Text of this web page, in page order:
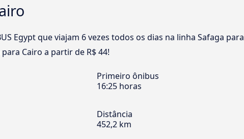
Egypt que viajam 6 vezes todos os dias na linha Safaga para
Cairo a partir de R$ 44!
Primeiro ônibus
16:25 horas
Distância
452,2 km